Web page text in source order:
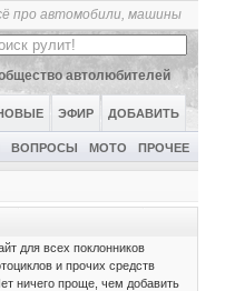
про автомобили, машины
автолюбителей
ЭФИР ДОБАВИТЬ
ВОПРОСЫ МОТО ПРОЧЕЕ
для всех поклонников
и прочих средств
ничего проще, чем добавить